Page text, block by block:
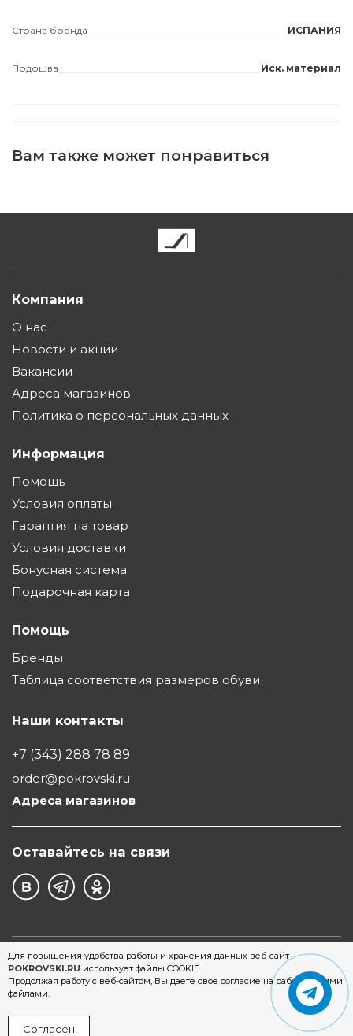
Для повышения удобства работы и хранения данных веб-сайт
POKROVSKI.RU использует файлы COOKIE.
Продолжая работу с веб-сайтом, Вы даете свое согласие на работу с этими
файлами.
Согласен
Страна бренда ИСПАНИЯ
Подошва Иск. материал
Вам также может понравиться
Компания
О нас
Новости и акции
Вакансии
Адреса магазинов
Политика о персональных данных
Информация
Помощь
Условия оплаты
Гарантия на товар
Условия доставки
Бонусная система
Подарочная карта
Помощь
Бренды
Таблица соответствия размеров обуви
Наши контакты
+7 (343) 288 78 89
order@pokrovski.ru
Адреса магазинов
Оставайтесь на связи
©1997 - 2026 Обувной Дом "Покровский" - сеть
магазинов обуви в Екатеринбурге